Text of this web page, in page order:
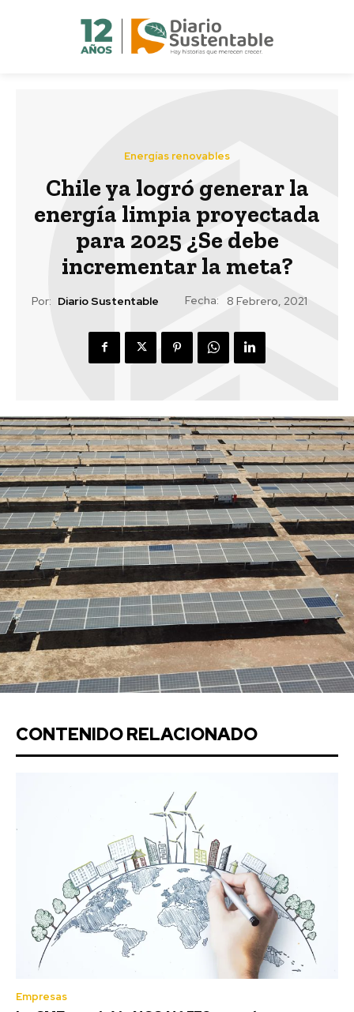
Energías renovables
Chile ya logró generar la
energía limpia proyectada
para 2025 ¿Se debe
incrementar la meta?
Por: Diario Sustentable Fecha: 8 Febrero, 2021
CONTENIDO RELACIONADO
Empresas